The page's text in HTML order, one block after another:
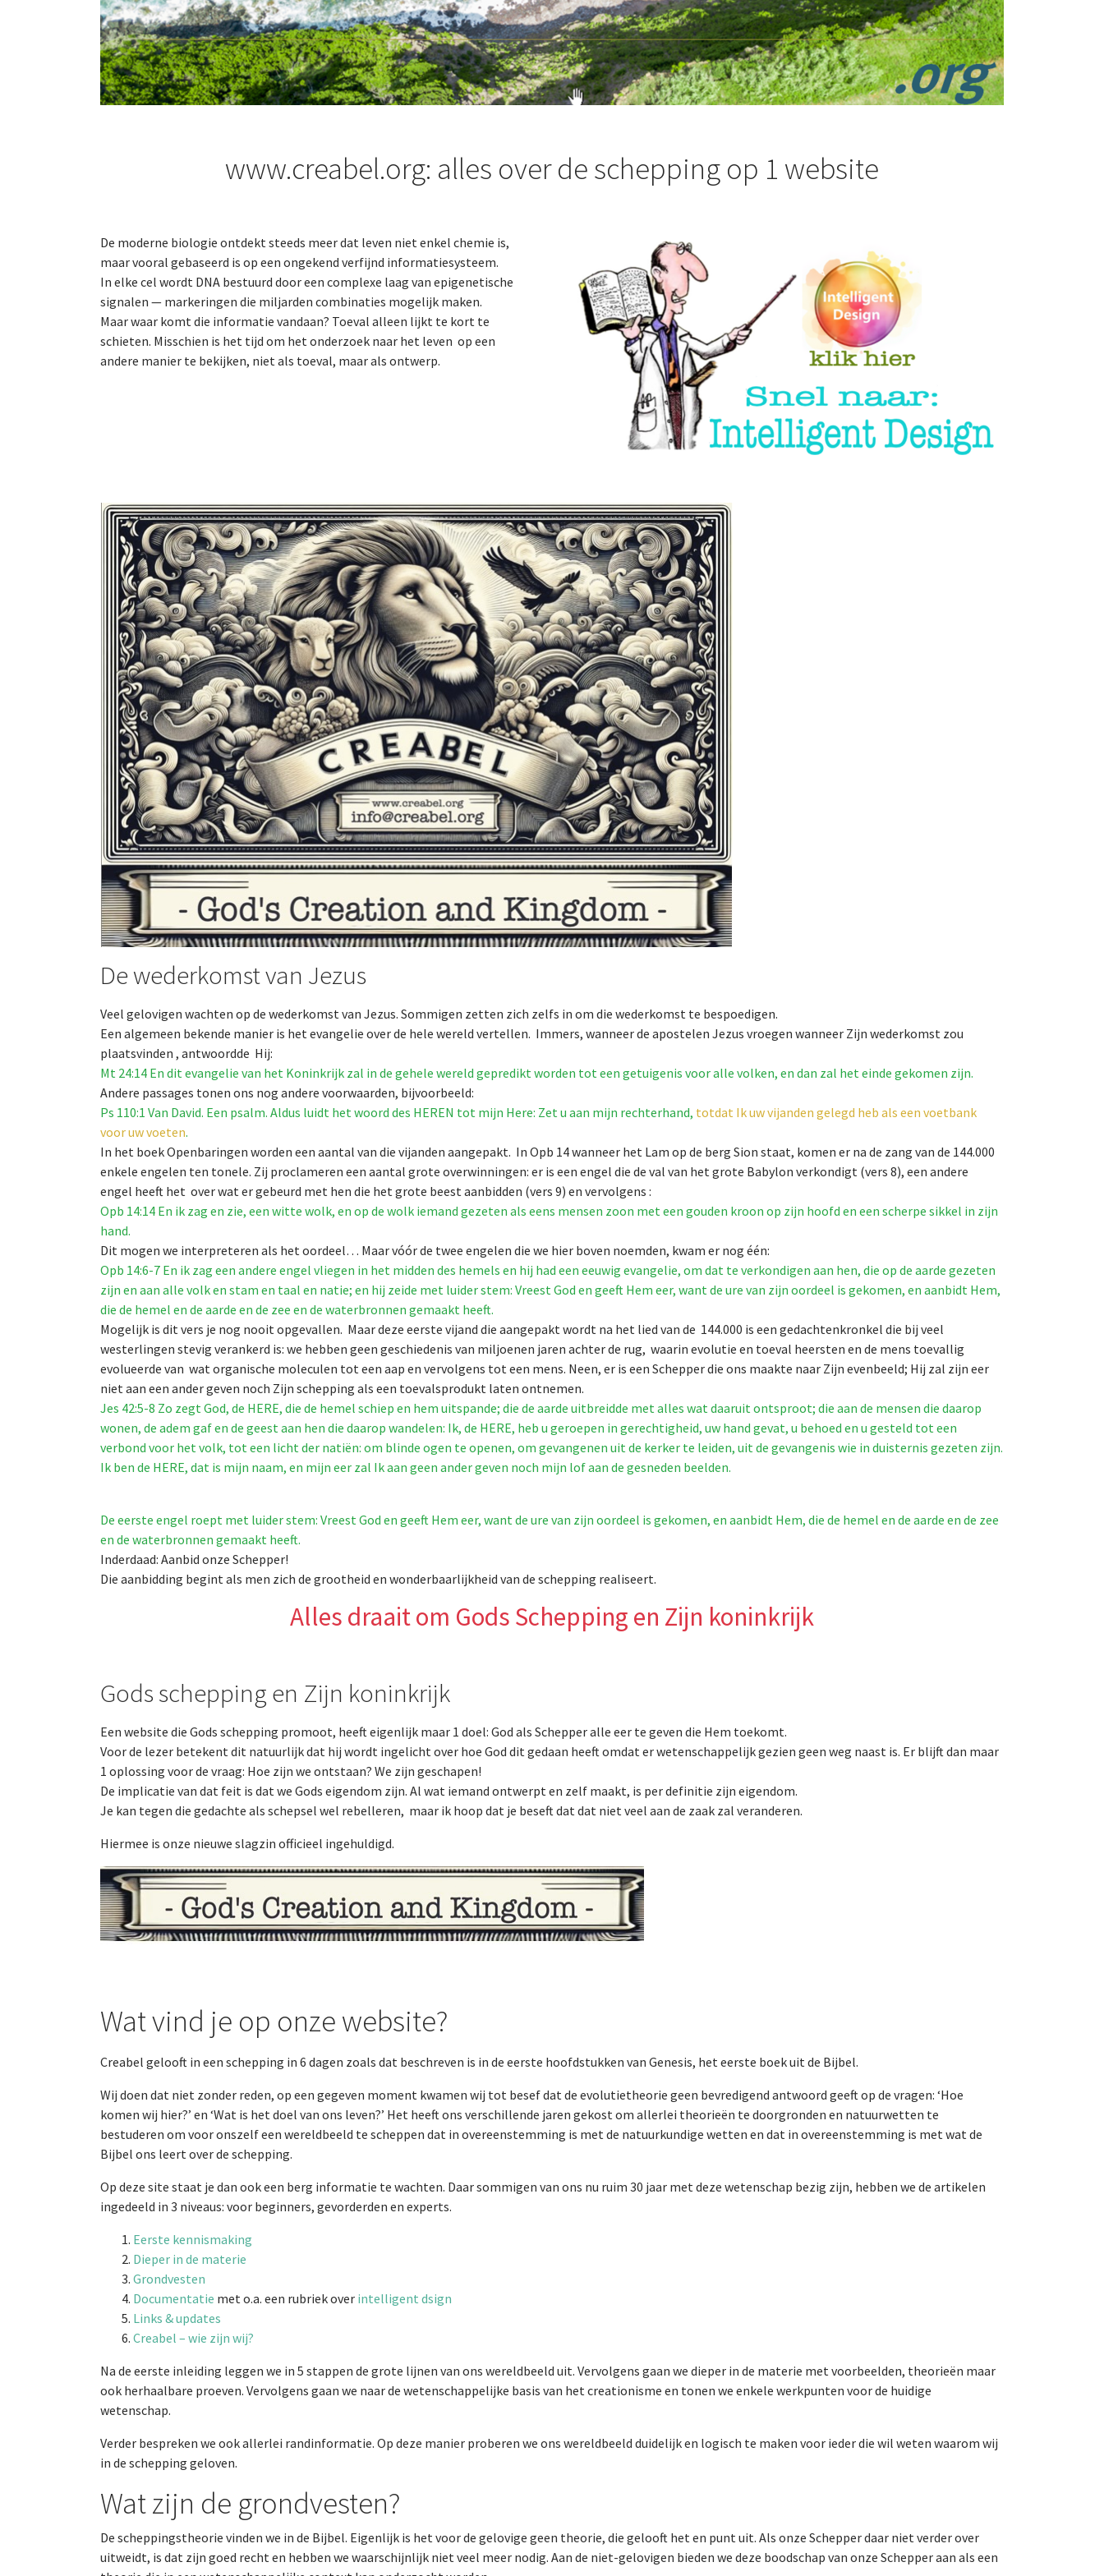
www.creabel.org: alles over de schepping op 1 website
De moderne biologie ontdekt steeds meer dat leven niet enkel chemie is,
maar vooral gebaseerd is op een ongekend verfijnd informatiesysteem.
In elke cel wordt DNA bestuurd door een complexe laag van epigenetische
signalen — markeringen die miljarden combinaties mogelijk maken.
Maar waar komt die informatie vandaan? Toeval alleen lijkt te kort te
schieten. Misschien is het tijd om het onderzoek naar het leven op een
andere manier te bekijken, niet als toeval, maar als ontwerp.
De wederkomst van Jezus
Veel gelovigen wachten op de wederkomst van Jezus. Sommigen zetten zich zelfs in om die wederkomst te bespoedigen.
Een algemeen bekende manier is het evangelie over de hele wereld vertellen. Immers, wanneer de apostelen Jezus vroegen wanneer Zijn wederkomst zou
plaatsvinden , antwoordde Hij:
Mt 24:14 En dit evangelie van het Koninkrijk zal in de gehele wereld gepredikt worden tot een getuigenis voor alle volken, en dan zal het einde gekomen zijn.
Andere passages tonen ons nog andere voorwaarden, bijvoorbeeld:
Ps 110:1 Van David. Een psalm. Aldus luidt het woord des HEREN tot mijn Here: Zet u aan mijn rechterhand, totdat Ik uw vijanden gelegd heb als een voetbank
voor uw voeten.
In het boek Openbaringen worden een aantal van die vijanden aangepakt. In Opb 14 wanneer het Lam op de berg Sion staat, komen er na de zang van de 144.000
enkele engelen ten tonele. Zij proclameren een aantal grote overwinningen: er is een engel die de val van het grote Babylon verkondigt (vers 8), een andere
engel heeft het over wat er gebeurd met hen die het grote beest aanbidden (vers 9) en vervolgens :
Opb 14:14 En ik zag en zie, een witte wolk, en op de wolk iemand gezeten als eens mensen zoon met een gouden kroon op zijn hoofd en een scherpe sikkel in zijn
hand.
Dit mogen we interpreteren als het oordeel… Maar vóór de twee engelen die we hier boven noemden, kwam er nog één:
Opb 14:6-7 En ik zag een andere engel vliegen in het midden des hemels en hij had een eeuwig evangelie, om dat te verkondigen aan hen, die op de aarde gezeten
zijn en aan alle volk en stam en taal en natie; en hij zeide met luider stem: Vreest God en geeft Hem eer, want de ure van zijn oordeel is gekomen, en aanbidt Hem,
die de hemel en de aarde en de zee en de waterbronnen gemaakt heeft.
Mogelijk is dit vers je nog nooit opgevallen. Maar deze eerste vijand die aangepakt wordt na het lied van de 144.000 is een gedachtenkronkel die bij veel
westerlingen stevig verankerd is: we hebben geen geschiedenis van miljoenen jaren achter de rug, waarin evolutie en toeval heersten en de mens toevallig
evolueerde van wat organische moleculen tot een aap en vervolgens tot een mens. Neen, er is een Schepper die ons maakte naar Zijn evenbeeld; Hij zal zijn eer
niet aan een ander geven noch Zijn schepping als een toevalsprodukt laten ontnemen.
Jes 42:5-8 Zo zegt God, de HERE, die de hemel schiep en hem uitspande; die de aarde uitbreidde met alles wat daaruit ontsproot; die aan de mensen die daarop
wonen, de adem gaf en de geest aan hen die daarop wandelen: Ik, de HERE, heb u geroepen in gerechtigheid, uw hand gevat, u behoed en u gesteld tot een
verbond voor het volk, tot een licht der natiën: om blinde ogen te openen, om gevangenen uit de kerker te leiden, uit de gevangenis wie in duisternis gezeten zijn.
Ik ben de HERE, dat is mijn naam, en mijn eer zal Ik aan geen ander geven noch mijn lof aan de gesneden beelden.
De eerste engel roept met luider stem: Vreest God en geeft Hem eer, want de ure van zijn oordeel is gekomen, en aanbidt Hem, die de hemel en de aarde en de zee
en de waterbronnen gemaakt heeft.
Inderdaad: Aanbid onze Schepper!
Die aanbidding begint als men zich de grootheid en wonderbaarlijkheid van de schepping realiseert.
Alles draait om Gods Schepping en Zijn koninkrijk
Gods schepping en Zijn koninkrijk
Een website die Gods schepping promoot, heeft eigenlijk maar 1 doel: God als Schepper alle eer te geven die Hem toekomt.
Voor de lezer betekent dit natuurlijk dat hij wordt ingelicht over hoe God dit gedaan heeft omdat er wetenschappelijk gezien geen weg naast is. Er blijft dan maar
1 oplossing voor de vraag: Hoe zijn we ontstaan? We zijn geschapen!
De implicatie van dat feit is dat we Gods eigendom zijn. Al wat iemand ontwerpt en zelf maakt, is per definitie zijn eigendom.
Je kan tegen die gedachte als schepsel wel rebelleren, maar ik hoop dat je beseft dat dat niet veel aan de zaak zal veranderen.
Hiermee is onze nieuwe slagzin officieel ingehuldigd.
Wat vind je op onze website?
Creabel gelooft in een schepping in 6 dagen zoals dat beschreven is in de eerste hoofdstukken van Genesis, het eerste boek uit de Bijbel.
Wij doen dat niet zonder reden, op een gegeven moment kwamen wij tot besef dat de evolutietheorie geen bevredigend antwoord geeft op de vragen: ‘Hoe
komen wij hier?’ en ‘Wat is het doel van ons leven?’ Het heeft ons verschillende jaren gekost om allerlei theorieën te doorgronden en natuurwetten te
bestuderen om voor onszelf een wereldbeeld te scheppen dat in overeenstemming is met de natuurkundige wetten en dat in overeenstemming is met wat de
Bijbel ons leert over de schepping.
Op deze site staat je dan ook een berg informatie te wachten. Daar sommigen van ons nu ruim 30 jaar met deze wetenschap bezig zijn, hebben we de artikelen
ingedeeld in 3 niveaus: voor beginners, gevorderden en experts.
Eerste kennismaking
Dieper in de materie
Grondvesten
Documentatie met o.a. een rubriek over intelligent dsign
Links & updates
Creabel – wie zijn wij?
Na de eerste inleiding leggen we in 5 stappen de grote lijnen van ons wereldbeeld uit. Vervolgens gaan we dieper in de materie met voorbeelden, theorieën maar
ook herhaalbare proeven. Vervolgens gaan we naar de wetenschappelijke basis van het creationisme en tonen we enkele werkpunten voor de huidige
wetenschap.
Verder bespreken we ook allerlei randinformatie. Op deze manier proberen we ons wereldbeeld duidelijk en logisch te maken voor ieder die wil weten waarom wij
in de schepping geloven.
Wat zijn de grondvesten?
De scheppingstheorie vinden we in de Bijbel. Eigenlijk is het voor de gelovige geen theorie, die gelooft het en punt uit. Als onze Schepper daar niet verder over
uitweidt, is dat zijn goed recht en hebben we waarschijnlijk niet veel meer nodig. Aan de niet-gelovigen bieden we deze boodschap van onze Schepper aan als een